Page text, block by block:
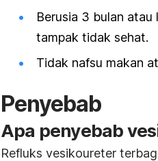
Berusia 3 bulan
tampak tidak sehat.
Tidak nafsu makan
Penyebab
Apa penyebab
Refluks vesikoureter